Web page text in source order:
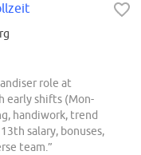
role at
early shifts (Mon-
handiwork, trend
salary, bonuses,
team.”